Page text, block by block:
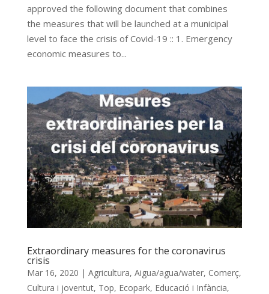
approved the following document that combines
the measures that will be launched at a municipal
level to face the crisis of Covid-19 :: 1. Emergency
economic measures to...
Extraordinary measures for the coronavirus
crisis
Mar 16, 2020 | Agricultura, Aigua/agua/water, Comerç,
Cultura i joventut, Top, Ecopark, Educació i Infància,